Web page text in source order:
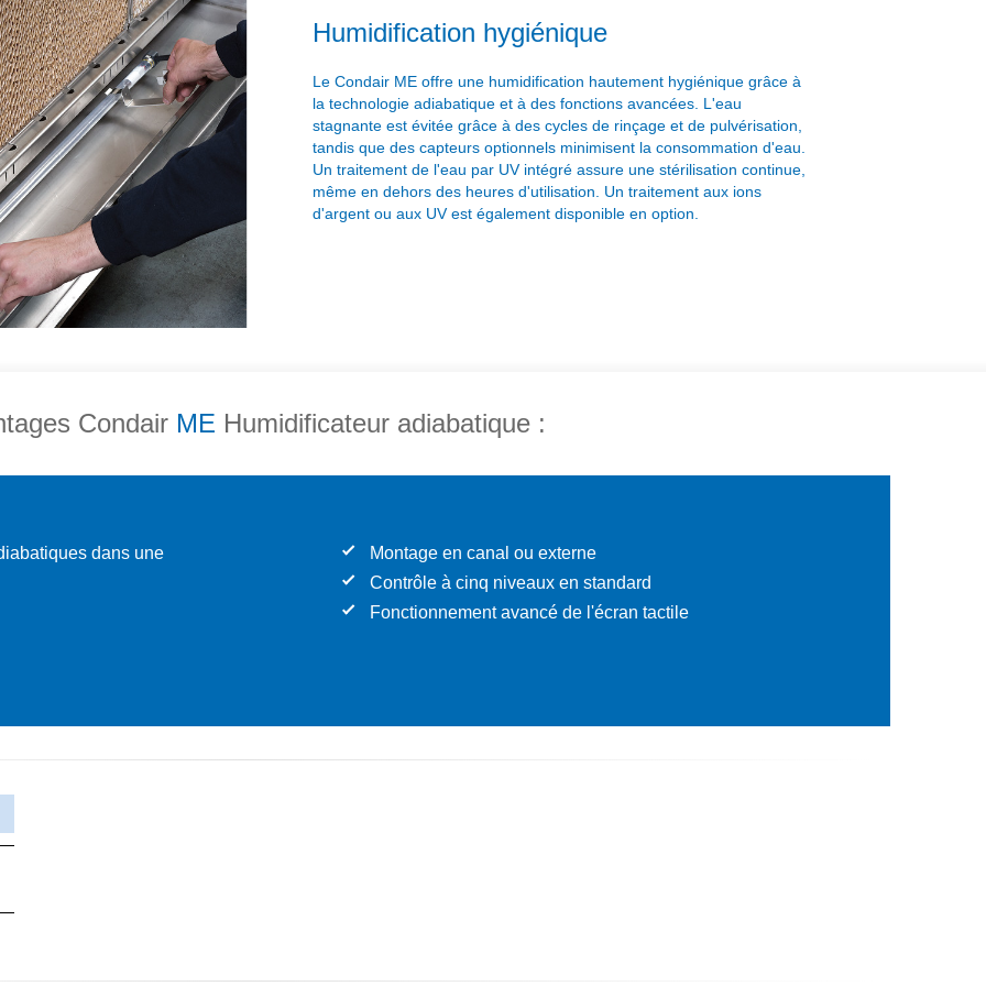
Humidification hygiénique
Le Condair ME offre une humidification hautement hygiénique grâce à
la technologie adiabatique et à des fonctions avancées. L'eau
stagnante est évitée grâce à des cycles de rinçage et de pulvérisation,
tandis que des capteurs optionnels minimisent la consommation d'eau.
Un traitement de l'eau par UV intégré assure une stérilisation continue,
même en dehors des heures d'utilisation. Un traitement aux ions
d'argent ou aux UV est également disponible en option.
Condair ME Humidificateur adiabatique :
dans une
Montage en canal ou externe
Contrôle à cinq niveaux en standard
Fonctionnement avancé de l'écran tactile